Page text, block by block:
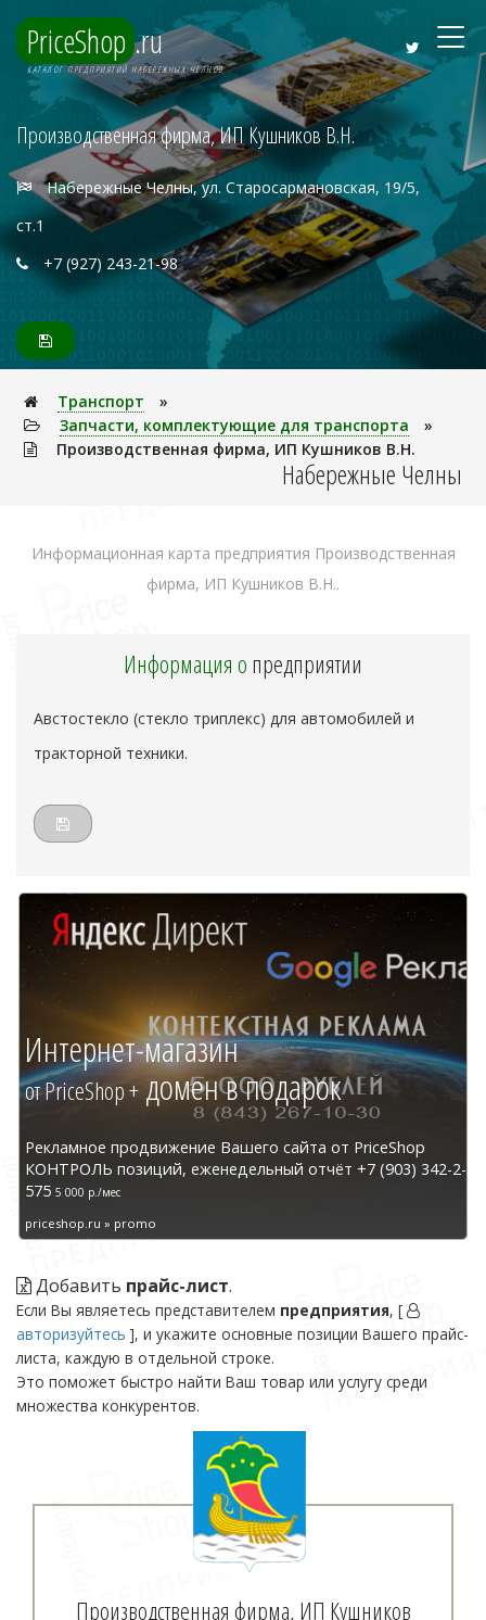
PriceShop .ru
КАТАЛОГ ПРЕДПРИЯТИЙ НАБЕРЕЖНЫХ ЧЕЛНОВ
Производственная фирма, ИП Кушников В.Н.
Набережные Челны, ул. Старосармановская, 19/5,
ст.1
+7 (927) 243-21-98
Транспорт
»
Запчасти, комплектующие для транспорта
»
Производственная фирма, ИП Кушников В.Н.
Набережные Челны
Информационная карта предприятия Производственная
фирма, ИП Кушников В.Н..
Информация опредприятии
Австостекло (стекло триплекс) для автомобилей и
тракторной техники.
Интернет-магазин
от PriceShop +домен в подарок
Рекламное продвижение Вашего сайта от PriceShop
КОНТРОЛЬ позиций, еженедельный отчёт +7 (903) 342-2-
575 5 000 р./мес
priceshop.ru » promo
Добавить прайс-лист.
Если Вы являетесь представителем предприятия, [
авторизуйтесь ], и укажите основные позиции Вашего прайс-
листа, каждую в отдельной строке.
Это поможет быстро найти Ваш товар или услугу среди
множества конкурентов.
Производственная фирма, ИП Кушников